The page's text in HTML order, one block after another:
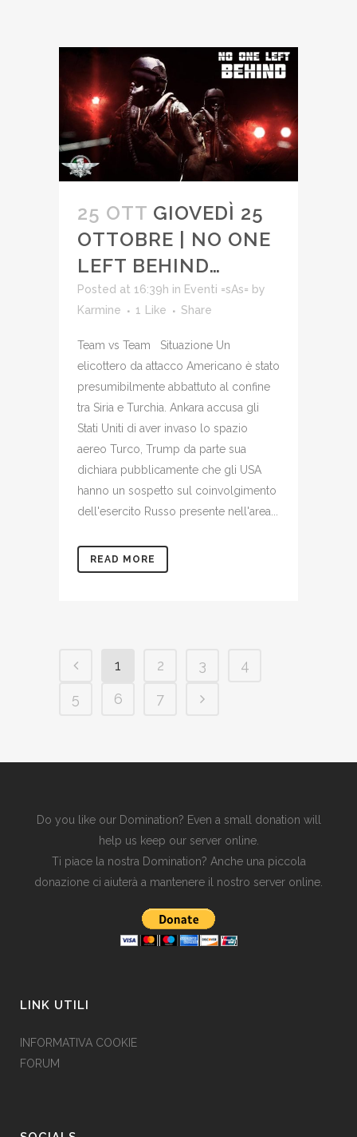
25 OTT GIOVEDÌ 25
OTTOBRE | NO ONE
LEFT BEHIND…
Posted at 16:39h in Eventi =sAs= by
Karmine
1 Like Share
Team vs Team Situazione Un
elicottero da attacco Americano è stato
presumibilmente abbattuto al confine
tra Siria e Turchia. Ankara accusa gli
Stati Uniti di aver invaso lo spazio
aereo Turco, Trump da parte sua
dichiara pubblicamente che gli USA
hanno un sospetto sul coinvolgimento
dell'esercito Russo presente nell'area...
READ MORE
1 2 3
4
5
6 7
Do you like our Domination? Even a small donation will
help us keep our server online.
Ti piace la nostra Domination? Anche una piccola
donazione ci aiuterà a mantenere il nostro server online.
LINK UTILI
INFORMATIVA COOKIE
FORUM